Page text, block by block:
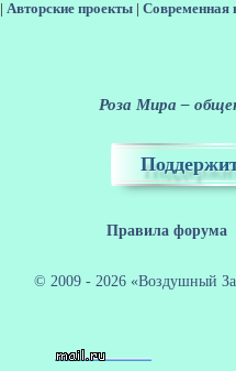
Авторские проекты
Современная
Роза Мира –
Правила форума
© 2009 - 2026 «Воздушный